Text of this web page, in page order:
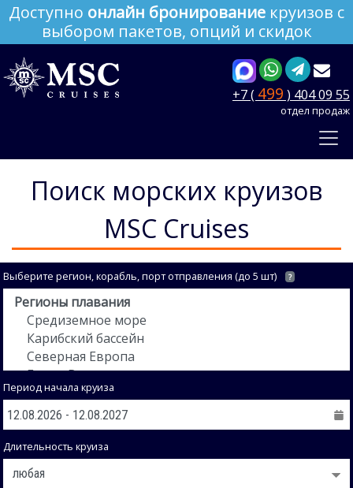
Доступно онлайн бронирование круизов с
выбором пакетов, опций и скидок
+7 ( 499 ) 404 09 55
отдел продаж
Поиск морских круизов
MSC Cruises
Выберите регион, корабль, порт отправления (до 5 шт) ?
Период начала круиза
Длительность круиза